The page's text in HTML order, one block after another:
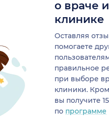
о враче
клинике
Оставляя
помогаете
правильное
при выборе
клиники.
вы получите
по программе